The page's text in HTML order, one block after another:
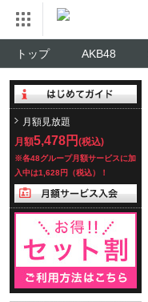
トップ AKB48
月額見放題
月額5,478円 (税込)
※各48グループ月額サービスに加
入中は1,628円（税込）！